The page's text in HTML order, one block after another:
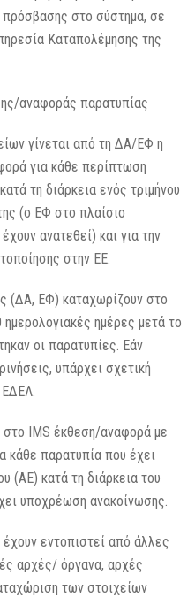
στο σύστημα, σε
Καταπολέμησης της
αναφοράς παρατυπίας
γίνεται από τη ΔΑ/ΕΦ η
για κάθε περίπτωση
τη διάρκεια ενός τριμήνου
(ο ΕΦ στο πλαίσιο
ανατεθεί) και για την
στην ΕΕ.
(ΔΑ, ΕΦ) καταχωρίζουν στο
ημέρες μετά το
οι παρατυπίες. Εάν
υπάρχει σχετική
ΕΔΕΛ.
IMS έκθεση/αναφορά με
κάθε παρατυπία που έχει
(ΑΕ) κατά τη διάρκεια του
υποχρέωση ανακοίνωσης.
εντοπιστεί από άλλες
αρχές/ όργανα, αρχές
των στοιχείων